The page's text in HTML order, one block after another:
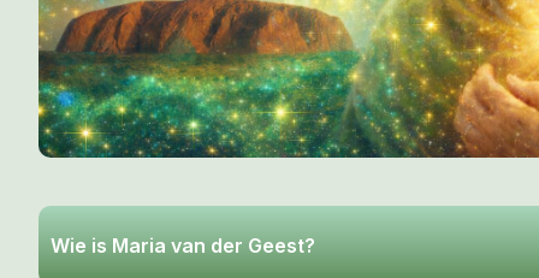
Wie is Maria van der Geest?